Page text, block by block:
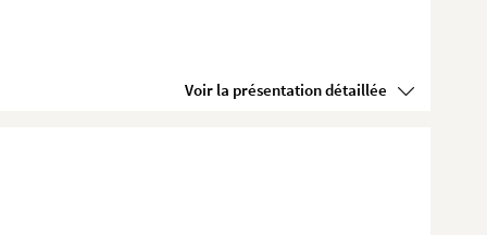
Voir la présentation détaillée